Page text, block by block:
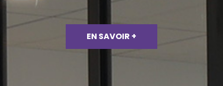
EN SAVOIR +